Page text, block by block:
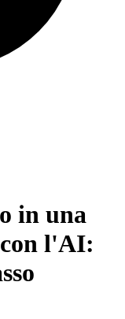
in una
con l'AI: